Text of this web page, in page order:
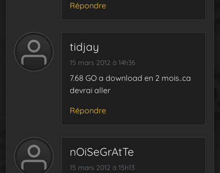
Répondre
tidjay
15 mars 2012 à 14h36
7.68 GO a download en 2 mois..ca
devrai aller
Répondre
nOiSeGrAtTe
15 mars 2012 à 15h13